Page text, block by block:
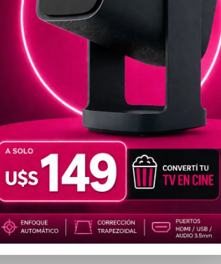
Lector de
NT-R2 2D
LEC67
Precio
especial
u$s83.97 con
¡Hasta 12 cuotas sin